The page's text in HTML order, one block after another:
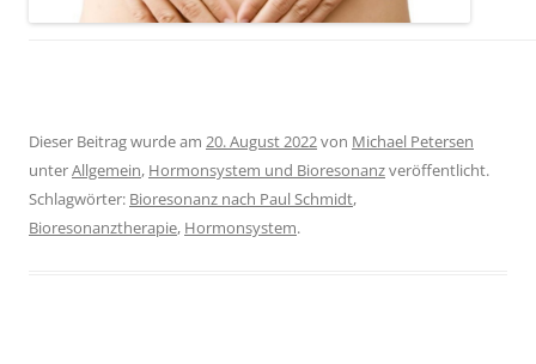
Dieser Beitrag wurde am 20. August 2022von Michael Petersen
unterAllgemein, Hormonsystem und Bioresonanzveröffentlicht.
Schlagwörter: Bioresonanz nach Paul Schmidt,
Bioresonanztherapie, Hormonsystem.